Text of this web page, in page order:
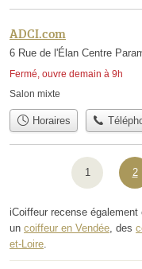
ADCI.com
6 Rue de l'Élan Centre
Fermé, ouvre demain à 9h
Salon mixte
Horaires
1 2
iCoiffeur recense
un coiffeur en Vendée , des
et-Loire